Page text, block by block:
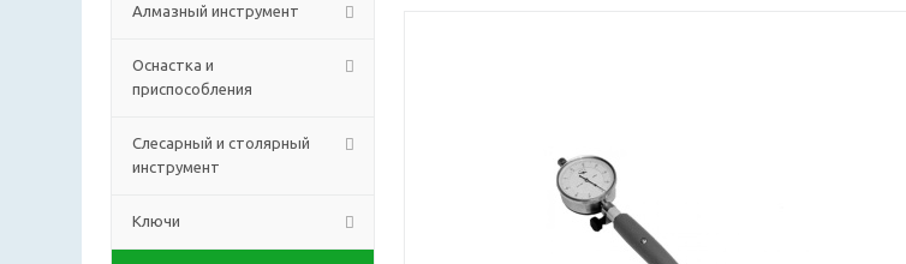
Алмазный инструмент
Оснастка и
приспособления
Слесарный и столярный
инструмент
Ключи